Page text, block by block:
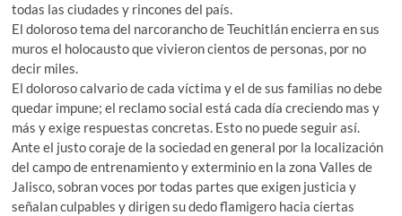
todas las ciudades y rincones del país.
El doloroso tema del narcorancho de Teuchitlán encierra en sus
muros el holocausto que vivieron cientos de personas, por no
decir miles.
El doloroso calvario de cada víctima y el de sus familias no debe
quedar impune; el reclamo social está cada día creciendo mas y
más y exige respuestas concretas. Esto no puede seguir así.
Ante el justo coraje de la sociedad en general por la localización
del campo de entrenamiento y exterminio en la zona Valles de
Jalisco, sobran voces por todas partes que exigen justicia y
señalan culpables y dirigen su dedo flamigero hacia ciertas